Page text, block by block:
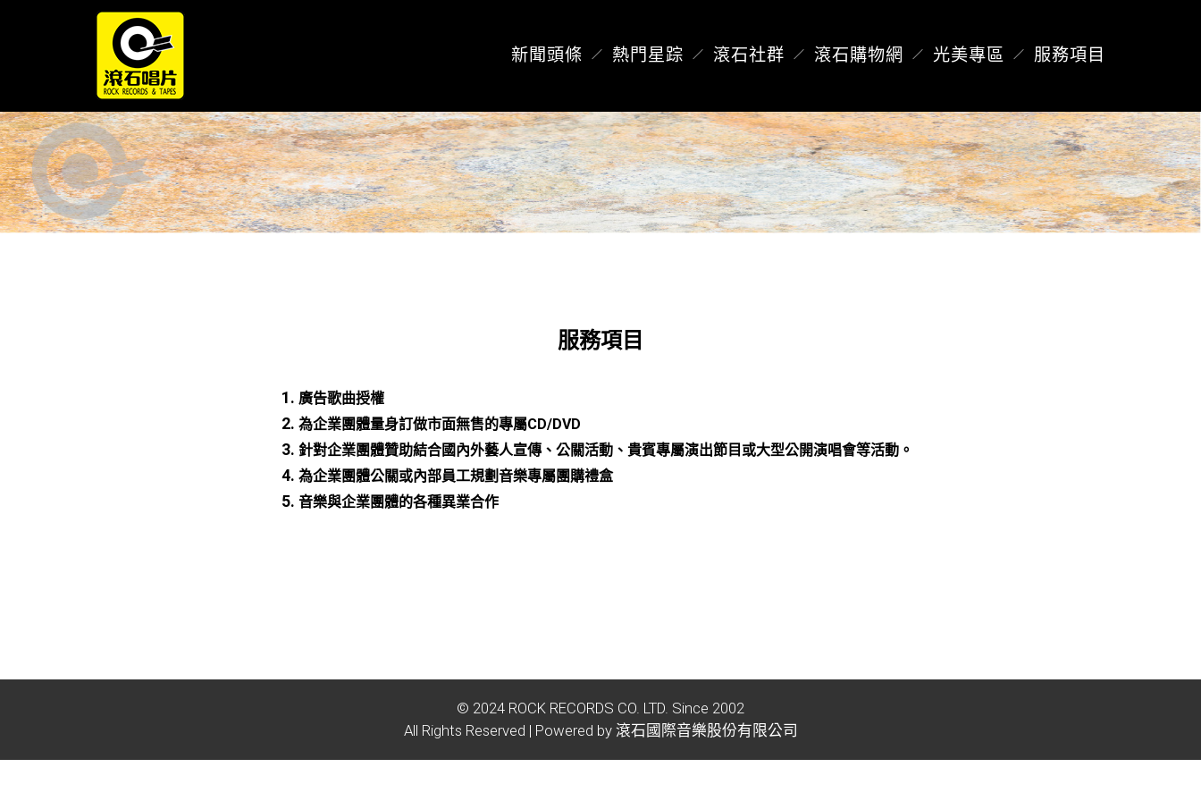
新聞頭條 熱門星踪 滾石社群 滾石購物網 光美專區 服務項目
服務項目
廣告歌曲授權
為企業團體量身訂做市面無售的專屬CD/DVD
針對企業團體贊助結合國內外藝人宣傳、公關活動、貴賓專屬演出節目或大型公開演唱會等活動。
為企業團體公關或內部員工規劃音樂專屬團購禮盒
音樂與企業團體的各種異業合作
© 2024 ROCK RECORDS CO. LTD. Since 2002
All Rights Reserved | Powered by 滾石國際音樂股份有限公司